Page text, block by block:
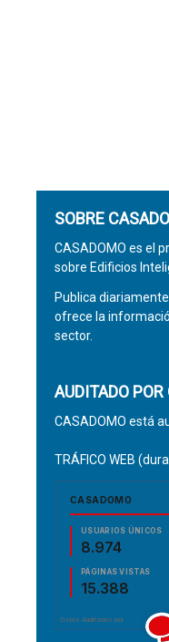
SOBRE
CASADOMO es el
sobre Edificios
Publica
ofrece la
sector.
AUDITADO POR
CASADOMO está
TRÁFICO WEB